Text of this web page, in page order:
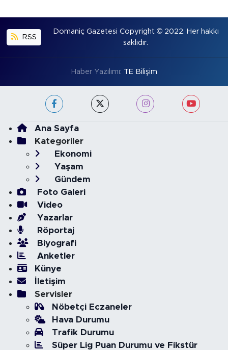
RSS
Domaniç Gazetesi Copyright © 2022. Her hakkı
saklıdır.
Haber Yazılımı: TE Bilişim
Ana Sayfa
Kategoriler
Ekonomi
Yaşam
Gündem
Foto Galeri
Video
Yazarlar
Röportaj
Biyografi
Anketler
Künye
İletişim
Servisler
Nöbetçi Eczaneler
Hava Durumu
Trafik Durumu
Süper Lig Puan Durumu ve Fikstür